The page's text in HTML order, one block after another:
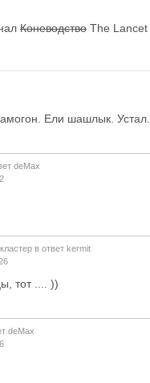
Коневодство The Lancet
Ели шашлык. Устал.
deMax
в ответ kermit
тот .... ))
deMax